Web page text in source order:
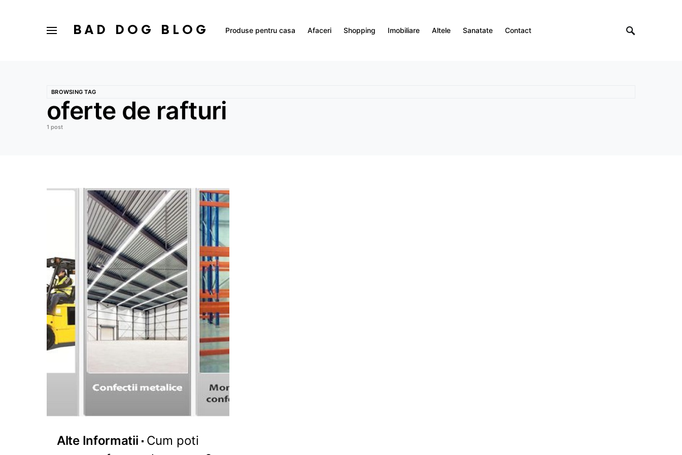
BAD DOG BLOG Produse pentru casa Afaceri Shopping Imobiliare Altele Sanatate Contact
BROWSING TAG
oferte de rafturi
1 post
Alte Informatii
Cum poti